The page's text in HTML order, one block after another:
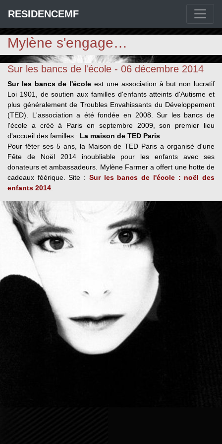
RESIDENCEMF
Mylène s'engage…
Sur les bancs de l'école - 06 décembre 2014
Sur les bancs de l'école est une association à but non lucratif
Loi 1901, de soutien aux familles d'enfants atteints d'Autisme et
plus généralement de Troubles Envahissants du Développement
(TED). L'association a été fondée en 2008. Sur les bancs de
l'école a créé à Paris en septembre 2009, son premier lieu
d'accueil des familles : La maison de TED Paris
Pour fêter ses 5 ans, la Maison de TED Paris a organisé d'une
Fête de Noël 2014 inoubliable pour les enfants avec ses
donateurs et ambassadeurs. Mylène Farmer a offert une hotte de
cadeaux féérique. Site : Sur les bancs de l'école : noël des
enfants 2014